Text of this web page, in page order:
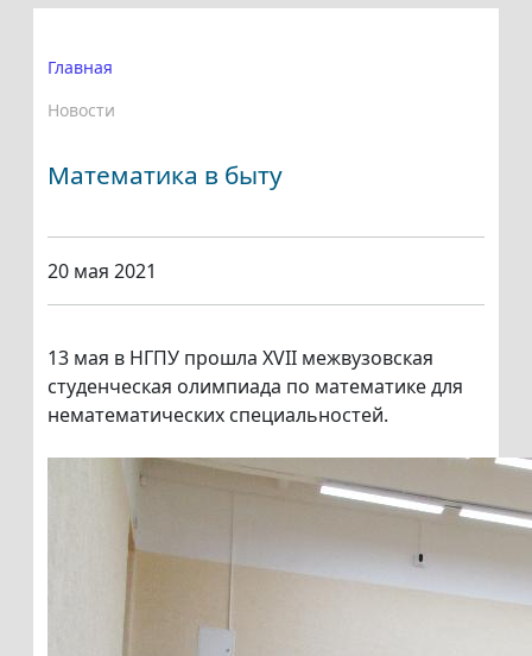
Главная
Новости
Математика в быту
20 мая 2021
13 мая в НГПУ прошла XVII межвузовская
студенческая олимпиада по математике для
нематематических специальностей.